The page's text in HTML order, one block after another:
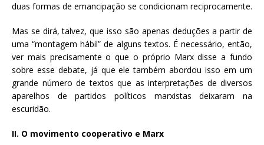
duas formas de emancipação se condicionam reciprocamente.
Mas se dirá, talvez, que isso são apenas deduções a partir de
uma “montagem hábil” de alguns textos. É necessário, então,
ver mais precisamente o que o próprio Marx disse a fundo
sobre esse debate, já que ele também abordou isso em um
grande número de textos que as interpretações de diversos
aparelhos de partidos políticos marxistas deixaram na
escuridão.
II. O movimento cooperativo e Marx